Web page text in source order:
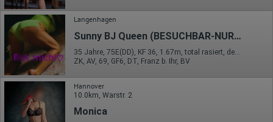
Hotjar
Wir nutzen Hotjar als Webanalysedient. Es wird verwendet, um
Daten über das Benutzerverhalten zu sammeln. Hotjar kann
auch im Rahmen von Umfragen und Feedbackfunktionen, die
auf unserer Website eingebunden sind, von Ihnen bereitgestellte
Informationen verarbeiten.
Herausgeber:
Hotjar Limited, Malta
Erhobene Daten:
Langenhagen
Sunny BJ Queen (BESUCHBAR-NUR ANRUFE
35 Jahre, 75E(DD), KF 36, 1.67m, total rasiert, deutsch
ZK, AV, 69, GF6, DT, Franz b. Ihr, BV
Hannover
10.0km, Warstr. 2
Monica